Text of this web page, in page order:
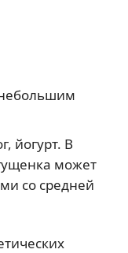
йогурт. В
может
со средней